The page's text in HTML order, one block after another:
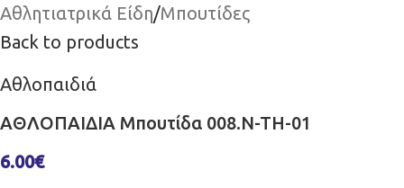
Αθλητιατρικά Είδη/Μπουτίδες
Back to products
Αθλοπαιδιά
ΑΘΛΟΠΑΙΔΙΑ Μπουτίδα 008.N-TH-01
6.00€